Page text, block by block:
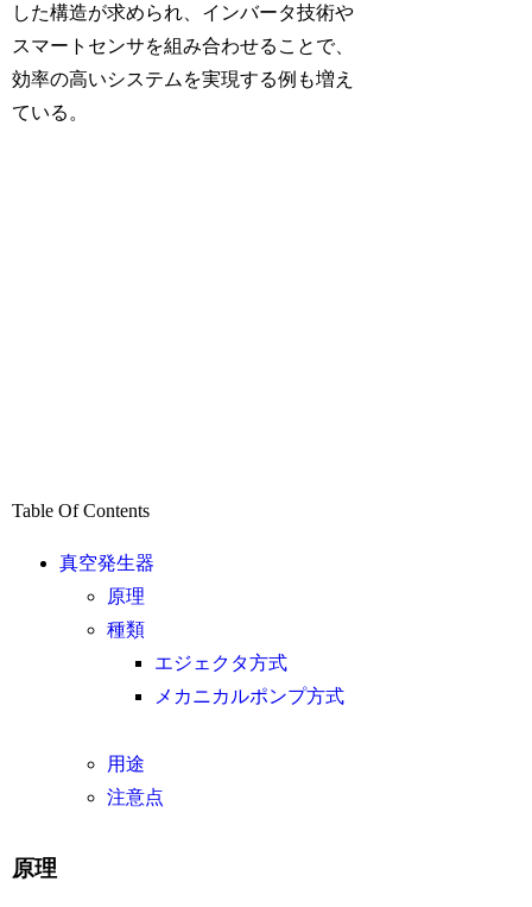
した構造が求められ、インバータ技術や
スマートセンサを組み合わせることで、
効率の高いシステムを実現する例も増え
ている。
Table Of Contents
真空発生器
原理
種類
エジェクタ方式
メカニカルポンプ方式
用途
注意点
原理